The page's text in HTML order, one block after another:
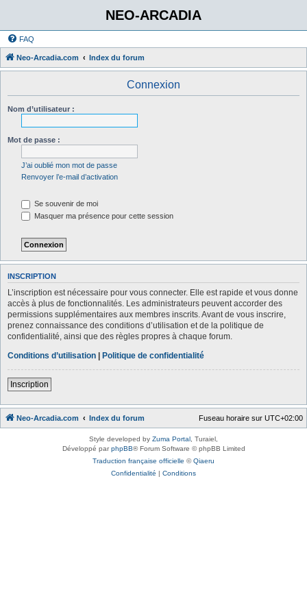
NEO-ARCADIA
FAQ
Neo-Arcadia.com Index du forum
Connexion
Nom d’utilisateur :
Mot de passe :
J’ai oublié mon mot de passe
Renvoyer l’e-mail d’activation
Se souvenir de moi
Masquer ma présence pour cette session
INSCRIPTION
L’inscription est nécessaire pour vous connecter. Elle est rapide et vous donne
accès à plus de fonctionnalités. Les administrateurs peuvent accorder des
permissions supplémentaires aux membres inscrits. Avant de vous inscrire,
prenez connaissance des conditions d’utilisation et de la politique de
confidentialité, ainsi que des règles propres à chaque forum.
Conditions d’utilisation | Politique de confidentialité
Inscription
Neo-Arcadia.com Index du forum Fuseau horaire sur UTC+02:00
Style developed by Zuma Portal , Turaiel,
Développé parphpBB® Forum Software © phpBB Limited
Traduction française officielle ©Qiaeru
Confidentialité | Conditions